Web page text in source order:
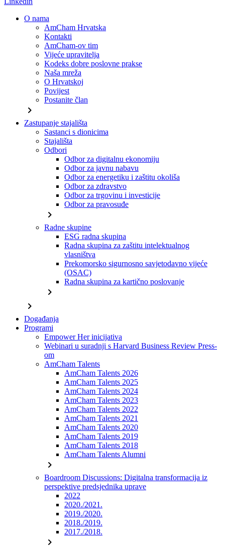
O nama
AmCham Hrvatska
Kontakti
AmCham-ov tim
Vijeće upravitelja
Kodeks dobre poslovne prakse
Naša mreža
O Hrvatskoj
Povijest
Postanite član
chevron_right
Zastupanje stajališta
Sastanci s dionicima
Stajališta
Odbori
Odbor za digitalnu ekonomiju
Odbor za javnu nabavu
Odbor za energetiku i zaštitu okoliša
Odbor za zdravstvo
Odbor za trgovinu i investicije
Odbor za pravosuđe
chevron_right
Radne skupine
ESG radna skupina
Radna skupina za zaštitu intelektualnog
vlasništva
Prekomorsko sigurnosno savjetodavno vijeće
(OSAC)
Radna skupina za kartično poslovanje
chevron_right
chevron_right
Događanja
Programi
Empower Her inicijativa
Webinari u suradnji s Harvard Business Review Press-
om
AmCham Talents
AmCham Talents 2026
AmCham Talents 2025
AmCham Talents 2024
AmCham Talents 2023
AmCham Talents 2022
AmCham Talents 2021
AmCham Talents 2020
AmCham Talents 2019
AmCham Talents 2018
AmCham Talents Alumni
chevron_right
Boardroom Discussions: Digitalna transformacija iz
perspektive predsjednika uprave
2022
2020./2021.
2019./2020.
2018./2019.
2017./2018.
chevron_right